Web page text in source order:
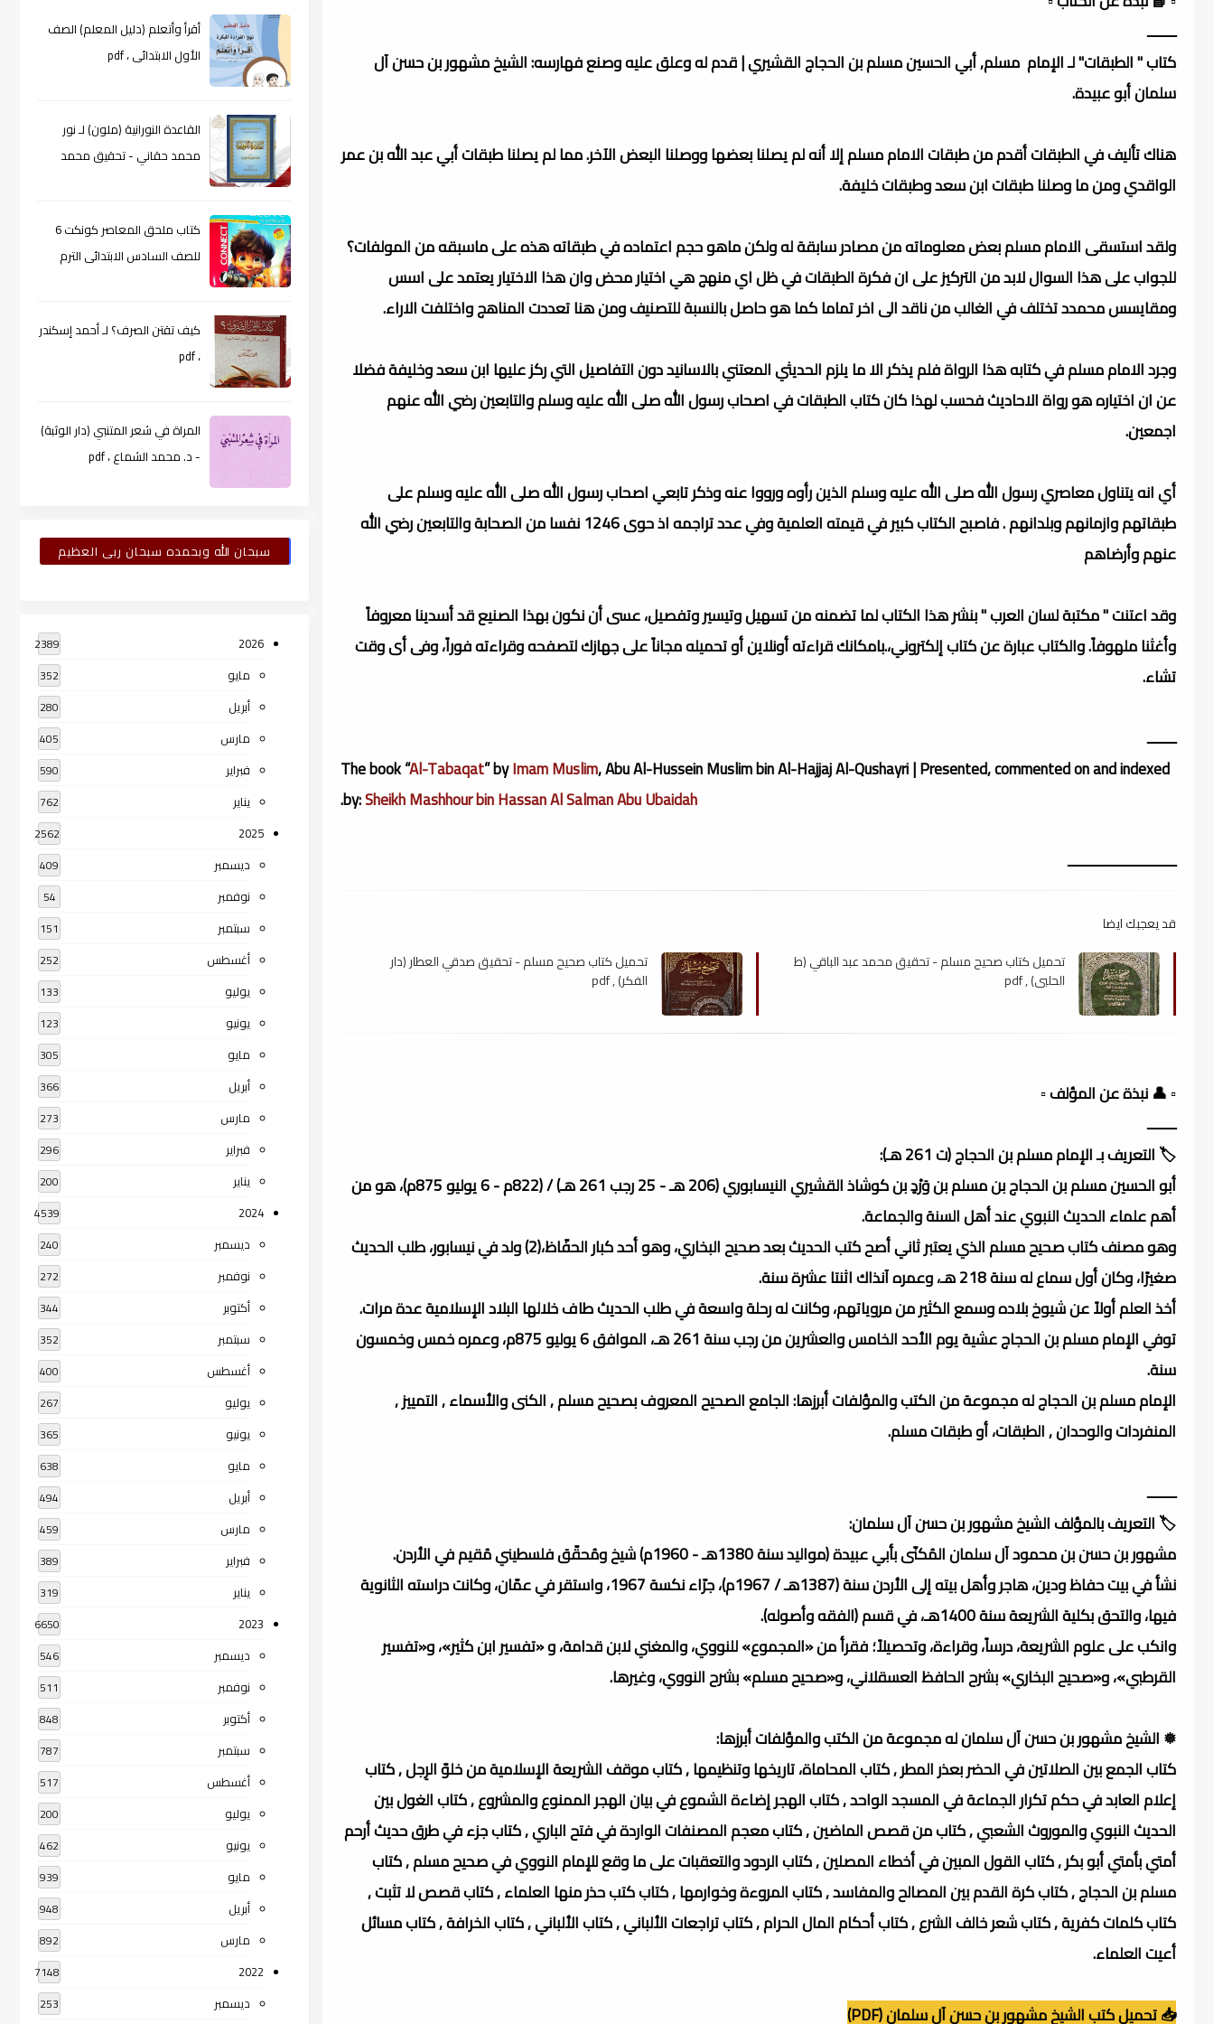
ــــــــ
كتاب " الطبقات" لـ الإمام مسلم, أبي الحسين مسلم بن الحجاج القشيري | قدم له وعلق عليه وصنع فهارسه: الشيخ مشهور بن حسن آل
سلمان أبو عبيدة.
هناك تأليف في الطبقات أقدم من طبقات الامام مسلم إلا أنه لم يصلنا بعضها ووصلنا البعض الآخر. مما لم يصلنا طبقات أبي عبد الله بن عمر
الواقدي ومن ما وصلنا طبقات ابن سعد وطبقات خليفة.
ولقد استسقى الامام مسلم بعض معلوماته من مصادر سابقة له ولكن ماهو حجم اعتماده في طبقاته هذه على ماسبقه من المولفات؟
للجواب على هذا السوال لابد من التركيز على ان فكرة الطبقات في ظل اي منهج هي اختيار محض وان هذا الاختيار يعتمد على اسس
ومقايسس محمدد تختلف في الغالب من ناقد الى اخر تماما كما هو حاصل بالنسبة للتصنيف ومن هنا تعددت المناهج واختلفت الاراء.
وجرد الامام مسلم في كتابه هذا الرواة فلم يذكر الا ما يلزم الحديثي المعتني بالاسانيد دون التفاصيل التي ركز عليها ابن سعد وخليفة فضلا
عن ان اختياره هو رواة الاحاديث فحسب لهذا كان كتاب الطبقات في اصحاب رسول الله صلى الله عليه وسلم والتابعين رضي الله عنهم
اجمعين.
أي انه يتناول معاصري رسول الله صلى الله عليه وسلم الذين رأوه ورووا عنه وذكر تابعي اصحاب رسول الله صلى الله عليه وسلم على
طبقاتهم وازمانهم وبلدانهم . فاصبح الكتاب كبير في قيمته العلمية وفي عدد تراجمه اذ حوى 1246 نفسا من الصحابة والتابعين رضي الله
عنهم وأرضاهم
وقد اعتنت " مكتبة لسان العرب " بنشر هذا الكتاب لما تضمنه من تسهيل وتيسير وتفصيل، عسى أن نكون بهذا الصنيع قد أسدينا معروفاً
وأغثنا ملهوفاً. والكتاب عبارة عن كتاب إلكتروني،.بامكانك قراءته أونلاين أو تحميله مجاناً على جهازك لتصفحه وقراءته فوراً، وفى أى وقت
تشاء.
ــــــــ
The book “Al-Tabaqat” byImam Muslim, Abu Al-Hussein Muslim bin Al-Hajjaj Al-Qushayri | Presented, commented on and indexed
by:Sheikh Mashhour bin Hassan Al Salman Abu Ubaidah
.
ــــــــــــــــــــــــــــــ
قد يعجبك ايضا
تحميل كتاب صحيح مسلم - تحقيق محمد عبد الباقي (ط
الحلبي) , pdf
تحميل كتاب صحيح مسلم - تحقيق صدقي العطار (دار
الفكر) , pdf
▫️ 👤 نبذة عن المؤلف ▫️
ــــــــ
🏷️ التعريف بـ الإمام مسلم بن الحجاج (ت 261 هـ):
أبو الحسين مسلم بن الحجاج بن مسلم بن وَرْدٍ بن كوشاذ القشيري النيسابوري (206 هـ - 25 رجب 261 هـ) / (822م - 6 يوليو 875م)، هو من
أهم علماء الحديث النبوي عند أهل السنة والجماعة.
وهو مصنف كتاب صحيح مسلم الذي يعتبر ثاني أصح كتب الحديث بعد صحيح البخاري، وهو أحد كبار الحفّاظ،(2) ولد في نيسابور، طلب الحديث
صغيرًا، وكان أول سماع له سنة 218 هـ، وعمره آنذاك اثنتا عشرة سنة.
أخذ العلم أولاً عن شيوخ بلاده وسمع الكثير من مروياتهم، وكانت له رحلة واسعة في طلب الحديث طاف خلالها البلاد الإسلامية عدة مرات.
توفي الإمام مسلم بن الحجاج عشية يوم الأحد الخامس والعشرين من رجب سنة 261 هـ، الموافق 6 يوليو 875م، وعمره خمس وخمسون
سنة.
الإمام مسلم بن الحجاج له مجموعة من الكتب والمؤلفات أبرزها: الجامع الصحيح المعروف بصحيح مسلم , الكنى والأسماء , التمييز ,
المنفردات والوحدان , الطبقات، أو طبقات مسلم.
ــــــــ
🏷️ التعريف بالمؤلف الشيخ مشهور بن حسن آل سلمان:
مشهور بن حسن بن محمود آل سلمان المُكنّى بأبي عبيدة (مواليد سنة 1380هـ - 1960م) شيخ ومُحقّق فلسطيني مُقيم في الأردن.
نشأ في بيت حفاظ ودين، هاجر وأهل بيته إلى الأردن سنة (1387هـ / 1967م)، جرّاء نكسة 1967، واستقر في عمّان، وكانت دراسته الثانوية
فيها، والتحق بكلية الشريعة سنة 1400هـ، في قسم (الفقه وأصوله).
وانكب على علوم الشريعة، درساً، وقراءة، وتحصيلاً؛ فقرأ من «المجموع» للنووي، والمغني لابن قدامة، و «تفسير ابن كثير»، و«تفسير
القرطبي»، و«صحيح البخاري» بشرح الحافظ العسقلاني، و«صحيح مسلم» بشرح النووي، وغيرها.
❅ الشيخ مشهور بن حسن آل سلمان له مجموعة من الكتب والمؤلفات أبرزها:
كتاب الجمع بين الصلاتين في الحضر بعذر المطر , كتاب المحاماة، تاريخها وتنظيمها , كتاب موقف الشريعة الإسلامية من خلوّ الرِجل , كتاب
إعلام العابد في حكم تكرار الجماعة في المسجد الواحد , كتاب الهجر إضاءة الشموع في بيان الهجر الممنوع والمشروع , كتاب الغول بين
الحديث النبوي والموروث الشعبي , كتاب من قصص الماضين , كتاب معجم المصنفات الواردة في فتح الباري , كتاب جزء في طرق حديث أرحم
أمتي بأمتي أبو بكر , كتاب القول المبين في أخطاء المصلين , كتاب الردود والتعقبات على ما وقع للإمام النووي في صحيح مسلم , كتاب
مسلم بن الحجاج , كتاب كرة القدم بين المصالح والمفاسد , كتاب المروءة وخوارمها , كتاب كتب حذر منها العلماء , كتاب قصص لا تثبت ,
كتاب كلمات كفرية , كتاب شعر خالف الشرع , كتاب أحكام المال الحرام , كتاب تراجعات الألباني , كتاب الألباني , كتاب الخرافة , كتاب مسائل
أعيت العلماء.
📥 تحميل كتب الشيخ مشهور بن حسن آل سلمان (PDF)
أقرأ وأتعلم (دليل المعلم) الصف
الأول الابتدائى ، pdf
القاعدة النورانية (ملون) لـ نور
محمد حقاني - تحقيق محمد
كتاب ملحق المعاصر كونكت 6
للصف السادس الابتدائى الترم
كيف تقتن الصرف؟ لـ أحمد إسكندر
، pdf
المراة في شعر المتنبي (دار الوثبة)
- د. محمد الشماع ، pdf
سبحان الله وبحمده سبحان ربى العظيم
2026
2389
مايو 352
أبريل 280
مارس 405
فبراير 590
يناير 762
2025
2562
ديسمبر 409
نوفمبر 54
سبتمبر 151
أغسطس 252
يوليو 133
يونيو 123
مايو 305
أبريل 366
مارس 273
فبراير 296
يناير 200
2024
4539
ديسمبر 240
نوفمبر 272
أكتوبر 344
سبتمبر 352
أغسطس 400
يوليو 267
يونيو 365
مايو 638
أبريل 494
مارس 459
فبراير 389
يناير 319
2023
6650
ديسمبر 546
نوفمبر 511
أكتوبر 848
سبتمبر 787
أغسطس 517
يوليو 200
يونيو 462
مايو 939
أبريل 948
مارس 892
2022
7148
ديسمبر 253